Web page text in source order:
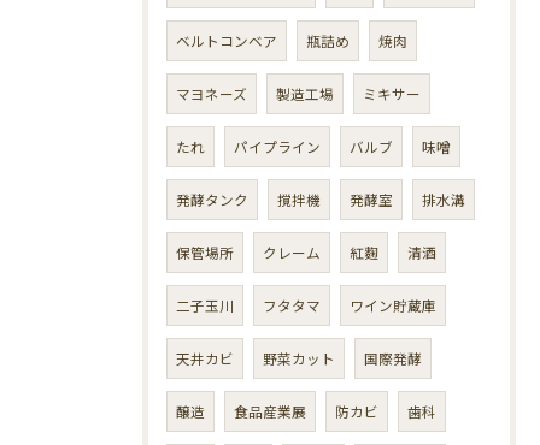
ベルトコンベア 瓶詰め 焼肉
マヨネーズ 製造工場 ミキサー
たれ パイプライン バルブ 味噌
発酵タンク 撹拌機 発酵室 排水溝
保管場所 クレーム 紅麴 清酒
二子玉川 フタタマ ワイン貯蔵庫
天井カビ 野菜カット 国際発酵
醸造 食品産業展 防カビ 歯科